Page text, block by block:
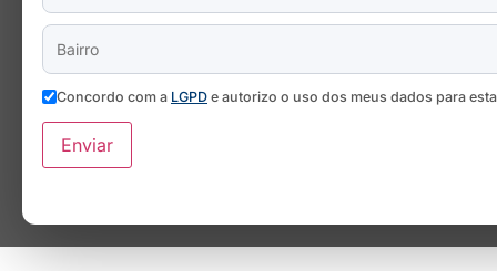
Concordo com a LGPD e autorizo o uso dos meus dados para
Enviar